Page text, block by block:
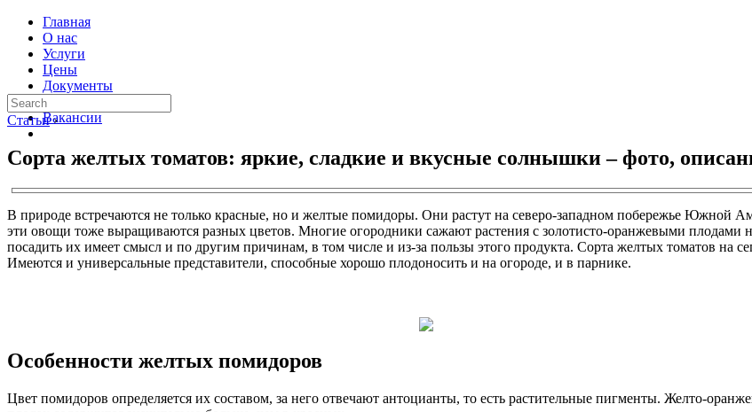
Главная
О нас
Услуги
Цены
Документы
Контакты
Вакансии
Статьи ›
Сорта желтых томатов: яркие, сладкие и вкусные солнышки – фото,
В природе встречаются не только красные, но и желтые помидоры. Они растут на северо-западном побережье Южной
эти овощи тоже выращиваются разных цветов. Многие огородники сажают растения с золотисто-оранжевыми плодами
посадить их имеет смысл и по другим причинам, в том числе и из-за пользы этого продукта. Сорта желтых томатов на
Имеются и универсальные представители, способные хорошо плодоносить и на огороде, и в парнике.
Особенности желтых помидоров
Цвет помидоров определяется их составом, за него отвечают антоцианты, то есть растительные пигменты. Желто-